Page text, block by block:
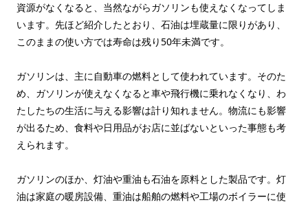
資源がなくなると、当然ながらガソリンも使えなくなってしま
います。先ほど紹介したとおり、石油は埋蔵量に限りがあり、
このままの使い方では寿命は残り50年未満です。
ガソリンは、主に自動車の燃料として使われています。そのた
め、ガソリンが使えなくなると車や飛行機に乗れなくなり、わ
たしたちの生活に与える影響は計り知れません。物流にも影響
が出るため、食料や日用品がお店に並ばないといった事態も考
えられます。
ガソリンのほか、灯油や重油も石油を原料とした製品です。灯
油は家庭の暖房設備、重油は船舶の燃料や工場のボイラーに使